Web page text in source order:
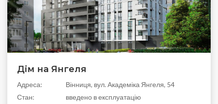
Дім на Янгеля
Адреса:
Вінниця, вул. Академіка Янгеля, 54
Стан:
введено в експлуатацію